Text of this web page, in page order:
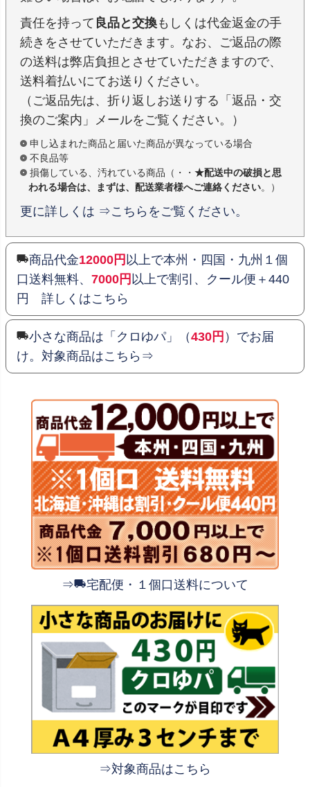
責任を持って 良品と交換もしくは代金返金の手
続きをさせていただきます。なお、ご返品の際
の送料は弊店負担とさせていただきますので、
送料着払いにてお送りください。
（ご返品先は、折り返しお送りする「返品・交
換のご案内」メールをご覧ください。）
申し込まれた商品と届いた商品が異なっている場合
不良品等
損傷している、汚れている商品（・・ ★配送中の破損と思
われる場合は、まずは、配送業者様へご連絡ください。）
更に詳しくは ⇒こちらをご覧ください。
商品代金12000円 以上で本州・四国・九州１個
口送料無料、 7000円 以上で割引、クール便＋440
円 詳しくはこちら
小さな商品は「クロゆパ」（430円 ）でお届
け。対象商品はこちら⇒
⇒ 宅配便・１個口送料について
⇒対象商品はこちら